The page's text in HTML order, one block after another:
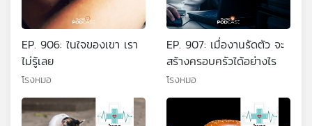
EP. 906: ในใจของเขา เรา
ไม่รู้เลย
โรงหมอ
EP. 907: เมื่องานรัดตัว จะ
สร้างครอบครัวได้อย่างไร
โรงหมอ